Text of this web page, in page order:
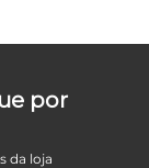
por
da loja